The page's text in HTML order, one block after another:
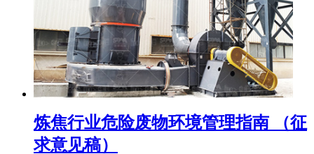
炼焦行业危险废物环境管理指南 （征
求意见稿）